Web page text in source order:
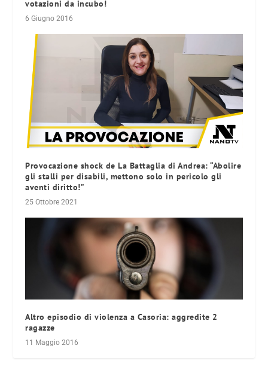
votazioni da incubo!
6 Giugno 2016
Provocazione shock de La Battaglia di Andrea: “Abolire
gli stalli per disabili, mettono solo in pericolo gli
aventi diritto!”
25 Ottobre 2021
Altro episodio di violenza a Casoria: aggredite 2
ragazze
11 Maggio 2016